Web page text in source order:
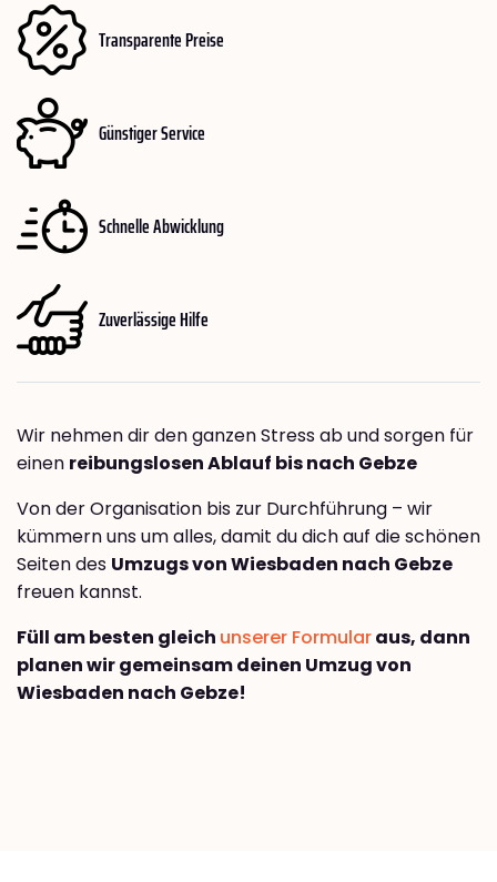
Transparente Preise
Günstiger Service
Schnelle Abwicklung
Zuverlässige Hilfe
Wir nehmen dir den ganzen Stress ab und sorgen für
einen reibungslosen Ablauf bis nach Gebze
Von der Organisation bis zur Durchführung – wir
kümmern uns um alles, damit du dich auf die schönen
Seiten des Umzugs von Wiesbaden nach Gebze
freuen kannst.
Füll am besten gleich unserer Formularaus, dann
planen wir gemeinsam deinen Umzug von
Wiesbaden nach Gebze!